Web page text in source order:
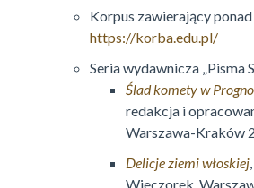
Korpus zawierający
https://korba.edu.pl/
Seria wydawnicza „Pisma
Ślad komety w
redakcja i
Warszawa-Kraków
Delicje ziemi włoskiej
Wieczorek,